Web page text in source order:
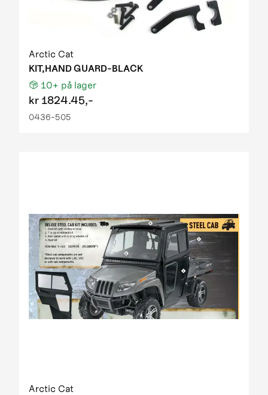
Arctic Cat
KIT,HAND GUARD-BLACK
10+ på lager
kr 1824.45,-
0436-505
Arctic Cat